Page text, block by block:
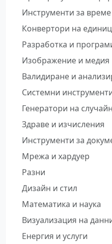
Инструменти за време
Конвертори на
Разработка и
Изображение и медия
Валидиране и
Системни
Генератори на
Здраве и изчисления
Инструменти за
Мрежа и хардуер
Разни
Дизайн и стил
Математика и наука
Визуализация на
Енергия и услуги